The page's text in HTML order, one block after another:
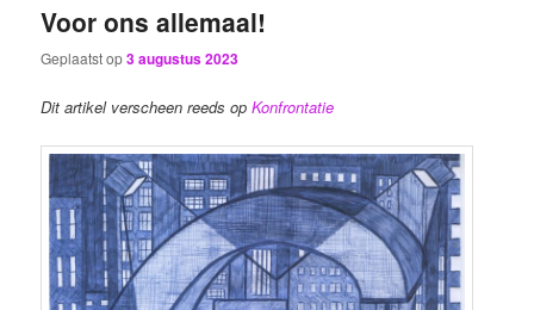
Voor ons allemaal!
Geplaatst op3 augustus 2023
Dit artikel verscheen reeds opKonfrontatie